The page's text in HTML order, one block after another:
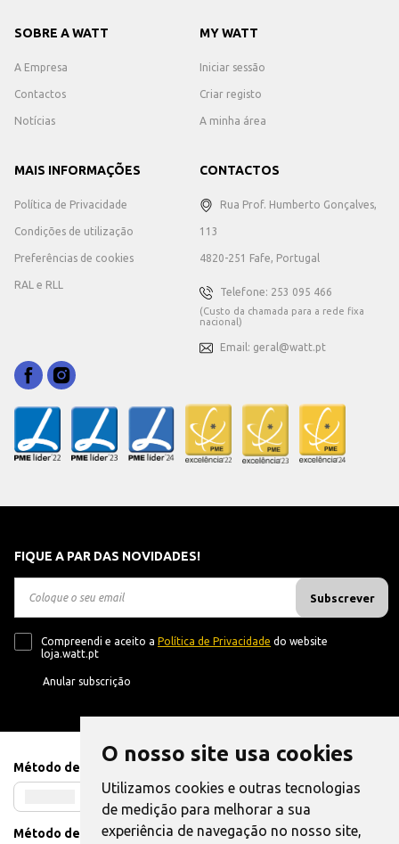
O nosso site usa cookies
Utilizamos cookies e outras tecnologias
de medição para melhorar a sua
experiência de navegação no nosso site,
SOBRE A WATT
A Empresa
Contactos
Notícias
MY WATT
Iniciar sessão
Criar registo
A minha área
MAIS INFORMAÇÕES
Política de Privacidade
Condições de utilização
Preferências de cookies
RAL e RLL
CONTACTOS
Rua Prof. Humberto Gonçalves,
113
4820-251 Fafe, Portugal
Telefone: 253 095 466
(Custo da chamada para a rede fixa
nacional)
Email: geral@watt.pt
FIQUE A PAR DAS NOVIDADES!
Subscrever
Compreendi e aceito a Política de Privacidade do website
loja.watt.pt
Anular subscrição
Método de Pagamento
Método de Envio